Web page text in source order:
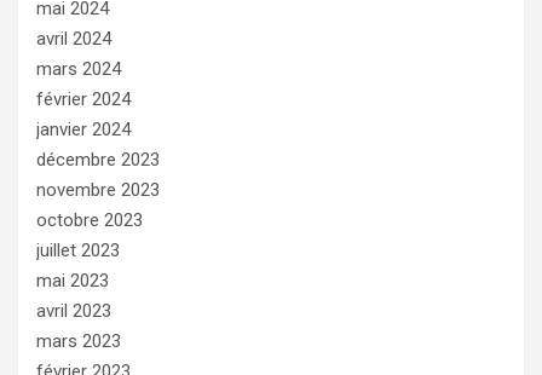
mai 2024
avril 2024
mars 2024
février 2024
janvier 2024
décembre 2023
novembre 2023
octobre 2023
juillet 2023
mai 2023
avril 2023
mars 2023